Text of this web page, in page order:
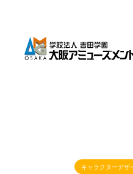
キャラクターデザ